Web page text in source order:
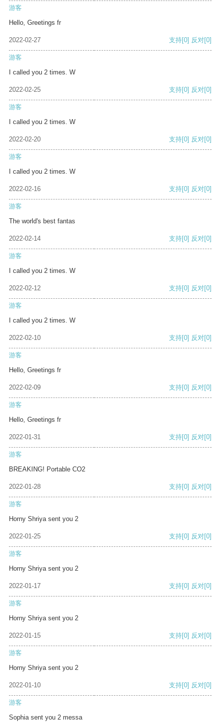
游客
Hello, Greetings fr
2022-02-27 支持[0] 反对[0]
游客
I called you 2 times. W
2022-02-25 支持[0] 反对[0]
游客
I called you 2 times. W
2022-02-20 支持[0] 反对[0]
游客
I called you 2 times. W
2022-02-16 支持[0] 反对[0]
游客
The world's best fantas
2022-02-14 支持[0] 反对[0]
游客
I called you 2 times. W
2022-02-12 支持[0] 反对[0]
游客
I called you 2 times. W
2022-02-10 支持[0] 反对[0]
游客
Hello, Greetings fr
2022-02-09 支持[0] 反对[0]
游客
Hello, Greetings fr
2022-01-31 支持[0] 反对[0]
游客
BREAKING! Portable CO2
2022-01-28 支持[0] 反对[0]
游客
Horny Shriya sent you 2
2022-01-25 支持[0] 反对[0]
游客
Horny Shriya sent you 2
2022-01-17 支持[0] 反对[0]
游客
Horny Shriya sent you 2
2022-01-15 支持[0] 反对[0]
游客
Horny Shriya sent you 2
2022-01-10 支持[0] 反对[0]
游客
Sophia sent you 2 messa